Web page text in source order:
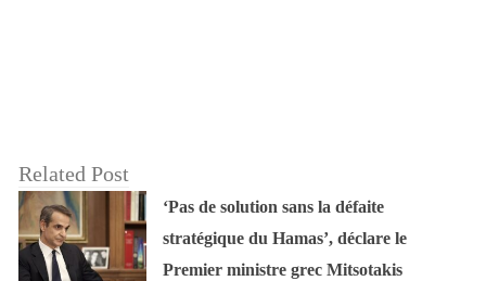
Related Post
‘Pas de solution sans la défaite
stratégique du Hamas’, déclare le
Premier ministre grec Mitsotakis